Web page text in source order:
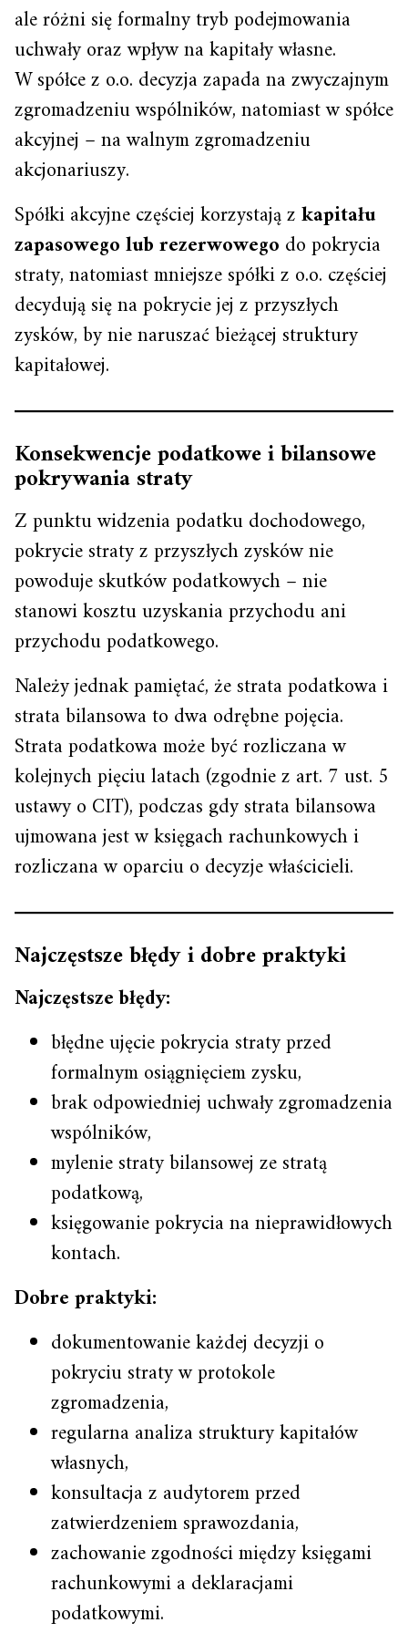
ale różni się formalny tryb podejmowania
uchwały oraz wpływ na kapitały własne.
W spółce z o.o. decyzja zapada na zwyczajnym
zgromadzeniu wspólników, natomiast w spółce
akcyjnej – na walnym zgromadzeniu
akcjonariuszy.
Spółki akcyjne częściej korzystają zkapitału
zapasowego lub rezerwowego do pokrycia
straty, natomiast mniejsze spółki z o.o. częściej
decydują się na pokrycie jej z przyszłych
zysków, by nie naruszać bieżącej struktury
kapitałowej.
Konsekwencje podatkowe i bilansowe
pokrywania straty
Z punktu widzenia podatku dochodowego,
pokrycie straty z przyszłych zysków nie
powoduje skutków podatkowych – nie
stanowi kosztu uzyskania przychodu ani
przychodu podatkowego.
Należy jednak pamiętać, że strata podatkowa i
strata bilansowa to dwa odrębne pojęcia.
Strata podatkowa może być rozliczana w
kolejnych pięciu latach (zgodnie z art. 7 ust. 5
ustawy o CIT), podczas gdy strata bilansowa
ujmowana jest w księgach rachunkowych i
rozliczana w oparciu o decyzje właścicieli.
Najczęstsze błędy i dobre praktyki
Najczęstsze błędy:
błędne ujęcie pokrycia straty przed
formalnym osiągnięciem zysku,
brak odpowiedniej uchwały zgromadzenia
wspólników,
mylenie straty bilansowej ze stratą
podatkową,
księgowanie pokrycia na nieprawidłowych
kontach.
Dobre praktyki:
dokumentowanie każdej decyzji o
pokryciu straty w protokole
zgromadzenia,
regularna analiza struktury kapitałów
własnych,
konsultacja z audytorem przed
zatwierdzeniem sprawozdania,
zachowanie zgodności między księgami
rachunkowymi a deklaracjami
podatkowymi.